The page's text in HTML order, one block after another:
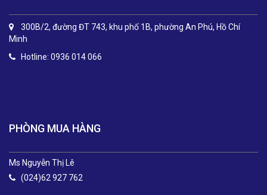
300B/2, đường ĐT 743, khu phố 1B, phường An Phú, Hồ Chí
Minh
Hotline: 0936 014 066
PHÒNG MUA HÀNG
Ms Nguyễn Thị Lê
(024)62 927 762